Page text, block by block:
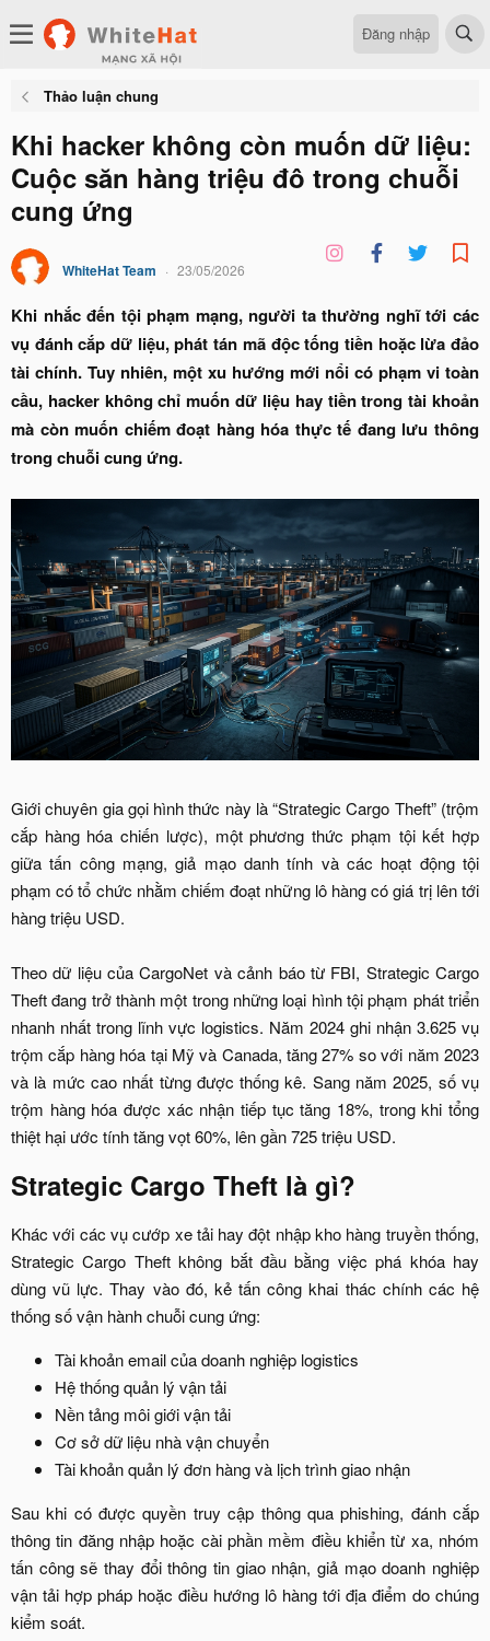
Đăng nhập
Thảo luận chung
Khi hacker không còn muốn dữ liệu:
Cuộc săn hàng triệu đô trong chuỗi
cung ứng
WhiteHat Team 23/05/2026
Khi nhắc đến tội phạm mạng, người ta thường nghĩ tới các
vụ đánh cắp dữ liệu, phát tán mã độc tống tiền hoặc lừa đảo
tài chính. Tuy nhiên, một xu hướng mới nổi có phạm vi toàn
cầu, hacker không chỉ muốn dữ liệu hay tiền trong tài khoản
mà còn muốn chiếm đoạt hàng hóa thực tế đang lưu thông
trong chuỗi cung ứng.
Giới chuyên gia gọi hình thức này là “Strategic Cargo Theft” (trộm
cắp hàng hóa chiến lược), một phương thức phạm tội kết hợp
giữa tấn công mạng, giả mạo danh tính và các hoạt động tội
phạm có tổ chức nhằm chiếm đoạt những lô hàng có giá trị lên tới
hàng triệu USD.
Theo dữ liệu của CargoNet và cảnh báo từ FBI, Strategic Cargo
Theft đang trở thành một trong những loại hình tội phạm phát triển
nhanh nhất trong lĩnh vực logistics. Năm 2024 ghi nhận 3.625 vụ
trộm cắp hàng hóa tại Mỹ và Canada, tăng 27% so với năm 2023
và là mức cao nhất từng được thống kê. Sang năm 2025, số vụ
trộm hàng hóa được xác nhận tiếp tục tăng 18%, trong khi tổng
thiệt hại ước tính tăng vọt 60%, lên gần 725 triệu USD.​
Strategic Cargo Theft là gì?​
Khác với các vụ cướp xe tải hay đột nhập kho hàng truyền thống,
Strategic Cargo Theft không bắt đầu bằng việc phá khóa hay
dùng vũ lực. Thay vào đó, kẻ tấn công khai thác chính các hệ
thống số vận hành chuỗi cung ứng:​
Tài khoản email của doanh nghiệp logistics​
Hệ thống quản lý vận tải​
Nền tảng môi giới vận tải​
Cơ sở dữ liệu nhà vận chuyển​
Tài khoản quản lý đơn hàng và lịch trình giao nhận​
Sau khi có được quyền truy cập thông qua phishing, đánh cắp
thông tin đăng nhập hoặc cài phần mềm điều khiển từ xa, nhóm
tấn công sẽ thay đổi thông tin giao nhận, giả mạo doanh nghiệp
vận tải hợp pháp hoặc điều hướng lô hàng tới địa điểm do chúng
kiểm soát.